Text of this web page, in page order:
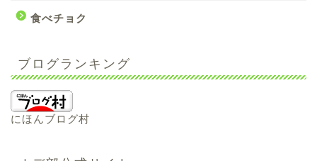
食べチョク
ブログランキング
にほんブログ村